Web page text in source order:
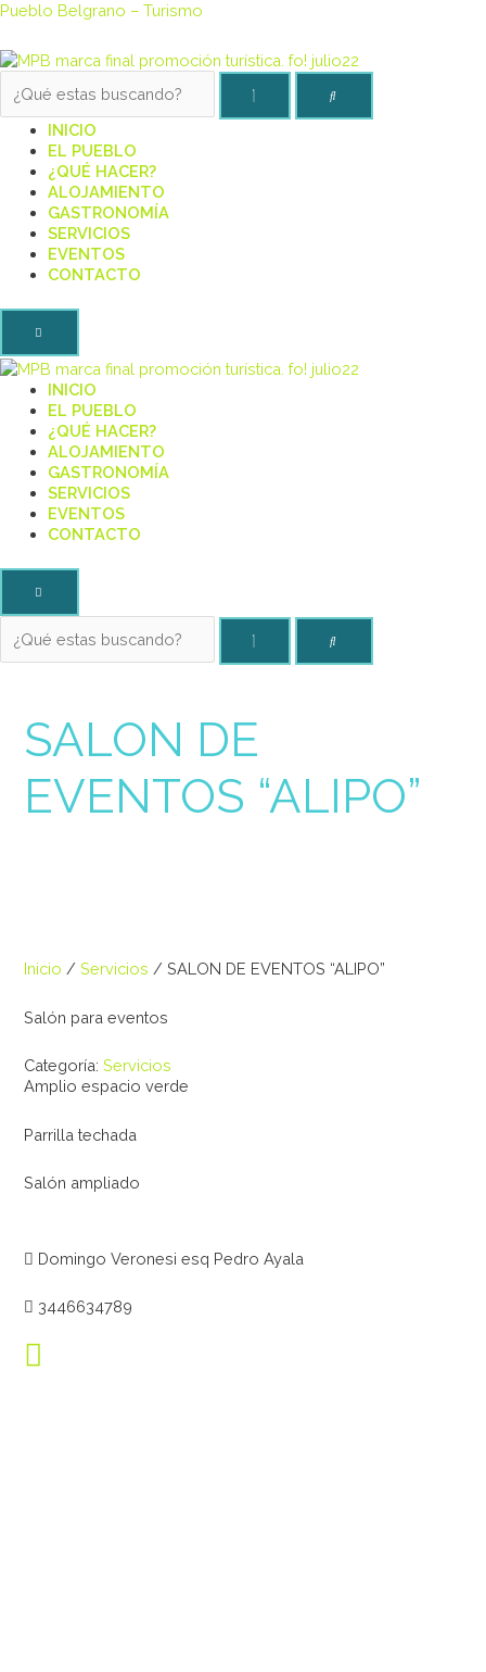
Pueblo Belgrano – Turismo
INICIO
EL PUEBLO
¿QUÉ HACER?
ALOJAMIENTO
GASTRONOMÍA
SERVICIOS
EVENTOS
CONTACTO
INICIO
EL PUEBLO
¿QUÉ HACER?
ALOJAMIENTO
GASTRONOMÍA
SERVICIOS
EVENTOS
CONTACTO
SALON DE
EVENTOS “ALIPO”
Inicio /Servicios / SALON DE EVENTOS “ALIPO”
Salón para eventos
Categoría:Servicios
Amplio espacio verde
Parrilla techada
Salón ampliado
Domingo Veronesi esq Pedro Ayala
3446634789